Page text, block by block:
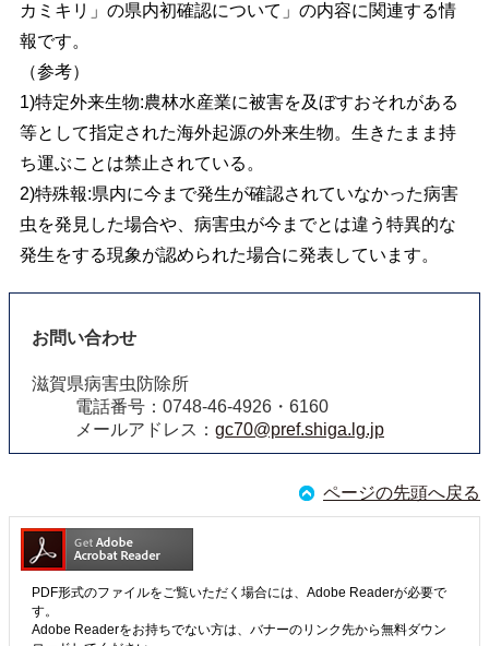
カミキリ」の県内初確認について」の内容に関連する情
報です。
（参考）
1)特定外来生物:農林水産業に被害を及ぼすおそれがある
等として指定された海外起源の外来生物。生きたまま持
ち運ぶことは禁止されている。
2)特殊報:県内に今まで発生が確認されていなかった病害
虫を発見した場合や、病害虫が今までとは違う特異的な
発生をする現象が認められた場合に発表しています。
お問い合わせ
滋賀県病害虫防除所
電話番号：0748-46-4926・6160
メールアドレス： gc70@pref.shiga.lg.jp
ページの先頭へ戻る
PDF形式のファイルをご覧いただく場合には、Adobe Readerが必要で
す。
Adobe Readerをお持ちでない方は、バナーのリンク先から無料ダウン